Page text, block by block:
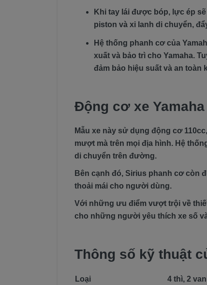
Khi tay lái được bóp, lực ép
piston và xi lanh di chuyển,
Hệ thống phanh cơ của
xuất và bảo trì cho Yamaha.
đảm bảo hiệu suất và an toàn
Động cơ xe
Mẫu xe này sử dụng động cơ
mượt mà trên mọi địa hình. Hệ
di chuyển trên đường.
Bên cạnh đó, Sirius phanh cơ còn
thoải mái cho người dùng.
Với những ưu điểm vượt trội về
cho những người yêu thích xe số
Thông số kỹ thuật
Loại 4 thì, 2